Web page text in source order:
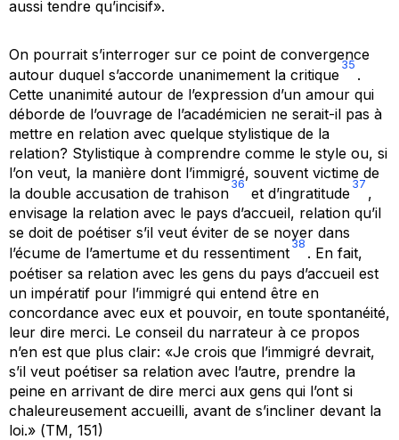
aussi tendre qu’incisif».
On pourrait s’interroger sur ce point de convergence
autour duquel s’accorde unanimement la critique
35
.
Cette unanimité autour de l’expression d’un amour qui
déborde de l’ouvrage de l’académicien ne serait-il pas à
mettre en relation avec quelque stylistique de la
relation? Stylistique à comprendre comme le style ou, si
l’on veut, la manière dont l’immigré, souvent victime de
la double accusation de trahison
36
et d’ingratitude
37
,
envisage la relation avec le pays d’accueil, relation qu’il
se doit de poétiser s’il veut éviter de se noyer dans
l’écume de l’amertume et du ressentiment
38
. En fait,
poétiser sa relation avec les gens du pays d’accueil est
un impératif pour l’immigré qui entend être en
concordance avec eux et pouvoir, en toute spontanéité,
leur dire merci. Le conseil du narrateur à ce propos
n’en est que plus clair: «Je crois que l’immigré devrait,
s’il veut poétiser sa relation avec l’autre, prendre la
peine en arrivant de dire merci aux gens qui l’ont si
chaleureusement accueilli, avant de s’incliner devant la
loi.» (TM, 151)